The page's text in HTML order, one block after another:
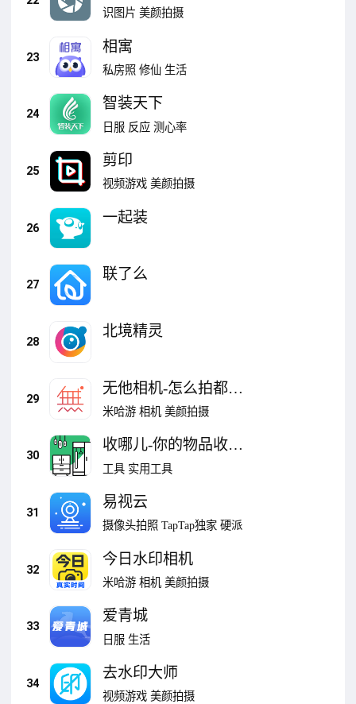
识图片 美颜拍摄
23
相寓
私房照 修仙 生活
24
智装天下
日服 反应 测心率
25
剪印
视频游戏 美颜拍摄
26
一起装
27
联了么
28
北境精灵
29
无他相机-怎么拍都好
看！
米哈游 相机 美颜拍摄
30
收哪儿-你的物品收纳
整理管家
工具 实用工具
31
易视云
摄像头拍照 TapTap独家 硬派
32
今日水印相机
米哈游 相机 美颜拍摄
33
爱青城
日服 生活
34
去水印大师
视频游戏 美颜拍摄